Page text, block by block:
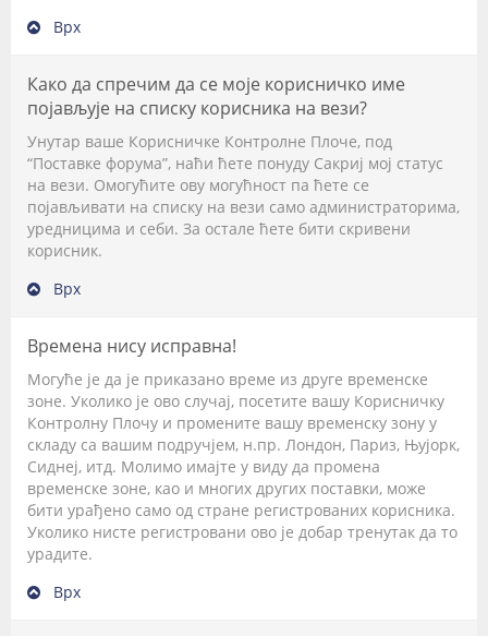
Врх
Како да спречим да се моје корисничко име
појављује на списку корисника на вези?
Унутар ваше Корисничке Контролне Плоче, под
“Поставке форума”, наћи ћете понуду Сакриј мој статус
на вези. Омогућите ову могућност па ћете се
појављивати на списку на вези само администраторима,
уредницима и себи. За остале ћете бити скривени
корисник.
Врх
Времена нису исправна!
Могуће је да је приказано време из друге временске
зоне. Уколико је ово случај, посетите вашу Корисничку
Контролну Плочу и промените вашу временску зону у
складу са вашим подручјем, н.пр. Лондон, Париз, Њујорк,
Сиднеј, итд. Молимо имајте у виду да промена
временске зоне, као и многих других поставки, може
бити урађено само од стране регистрованих корисника.
Уколико нисте регистровани ово је добар тренутак да то
урадите.
Врх